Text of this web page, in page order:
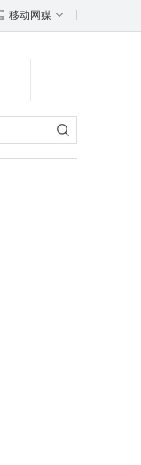
移动网媒